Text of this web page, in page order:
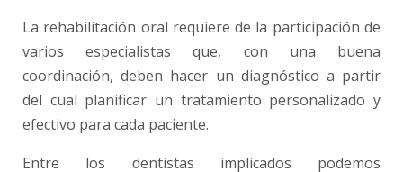
La rehabilitación oral requiere de la participación de
varios especialistas que, con una buena
coordinación, deben hacer un diagnóstico a partir
del cual planificar un tratamiento personalizado y
efectivo para cada paciente.
Entre los dentistas implicados podemos